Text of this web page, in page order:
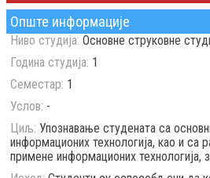
Опште информације
Ниво студија: Основне струковне
Година студија: 1
Семестар: 1
Услов: -
Циљ: Упознавање студената са
информационих технологија, као и са
примене информационих технологија,